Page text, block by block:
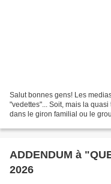
Salut bonnes gens! Les
"vedettes"... Soit, mais la
dans le giron familial ou le
ADDENDUM à
2026